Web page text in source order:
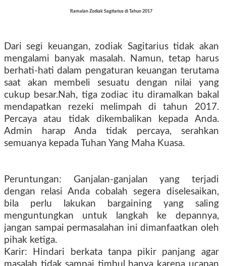
Ramalan Zodiak Sagitarius di Tahun 2017
Dari segi keuangan, zodiak Sagitarius tidak akan
mengalami banyak masalah. Namun, tetap harus
berhati-hati dalam pengaturan keuangan terutama
saat akan membeli sesuatu dengan nilai yang
cukup besar.Nah, tiga zodiac itu diramalkan bakal
mendapatkan rezeki melimpah di tahun 2017.
Percaya atau tidak dikembalikan kepada Anda.
Admin harap Anda tidak percaya, serahkan
semuanya kepada Tuhan Yang Maha Kuasa.
Peruntungan: Ganjalan-ganjalan yang terjadi
dengan relasi Anda cobalah segera diselesaikan,
bila perlu lakukan bargaining yang saling
menguntungkan untuk langkah ke depannya,
jangan sampai permasalahan ini dimanfaatkan oleh
pihak ketiga.
Karir: Hindari berkata tanpa pikir panjang agar